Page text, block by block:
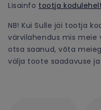
Lisainfo tootja
NB! Kui Sulle jäi tootja
värvilahendus mis meie
otsa saanud, võta
välja toote saadavuse